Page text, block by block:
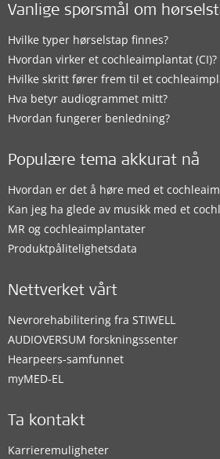
Vanlige spørsmål om
Hvilke typer hørselstap finnes?
Hvordan virker et cochleaimplantat (CI)?
Hvilke skritt fører frem til et
Hva betyr audiogrammet mitt?
Hvordan fungerer benledning?
Populære tema akkurat nå
Hvordan er det å høre med et
Kan jeg ha glede av musikk med et
MR og cochleaimplantater
Produktpålitelighetsdata
Nettverket vårt
Nevrorehabilitering fra STIWELL
AUDIOVERSUM forskningssenter
Hearpeers-samfunnet
myMED‑EL
Ta kontakt
Karrieremuligheter